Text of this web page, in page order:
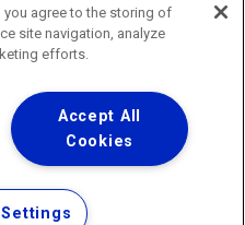
- Todos os Direitos Reservados.
a vida
de Sites e Aplicativos
you agree to the storing of
site navigation, analyze
efforts.
Accept All
Cookies